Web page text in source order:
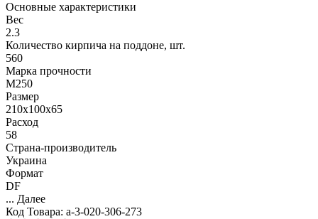
Основные характеристики
Вес
2.3
Количество кирпича на поддоне, шт.
560
Марка прочности
М250
Размер
210x100x65
Расход
58
Страна-производитель
Украина
Формат
DF
... Далее
Код Товара: a-3-020-306-273